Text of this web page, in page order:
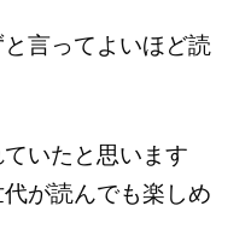
言ってよいほど読
いたと思います
が読んでも楽しめ